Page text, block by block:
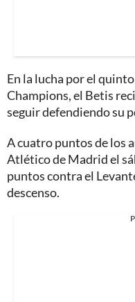
En la lucha por el
Champions, el Betis
seguir defendiendo su
A cuatro puntos de los
Atlético de Madrid el
puntos contra el
descenso.